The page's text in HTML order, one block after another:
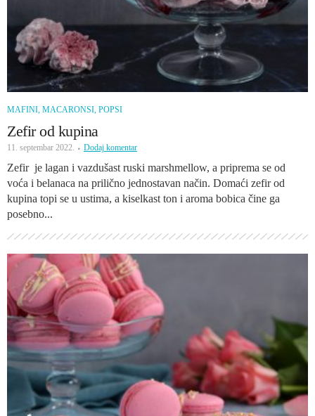
MAFINI, MACARONSI, POPSI
Zefir od kupina
11. septembar 2022. Dodaj komentar
Zefir je lagan i vazdušast ruski marshmellow, a priprema se od
voća i belanaca na prilično jednostavan način. Domaći zefir od
kupina topi se u ustima, a kiselkast ton i aroma bobica čine ga
posebno...